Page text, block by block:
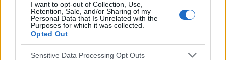
I want to opt-out of Collection, Use,
Retention, Sale, and/or Sharing of my
Personal Data that Is Unrelated with the
Purposes for which it was collected.
Opted Out
Sensitive Data Processing Opt Outs
Reklama: